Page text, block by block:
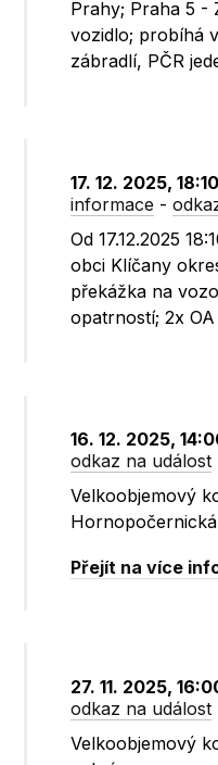
Prahy; Praha 5 -
vozidlo; probíhá
zábradlí, PČR
17. 12. 2025,
informace -
Od 17.12.2025
obci Klíčany
překážka na
opatrností; 2x
16. 12. 2025,
odkaz na událost
Velkoobjemový
Přejít na více
27. 11. 2025,
odkaz na událost
Velkoobjemový